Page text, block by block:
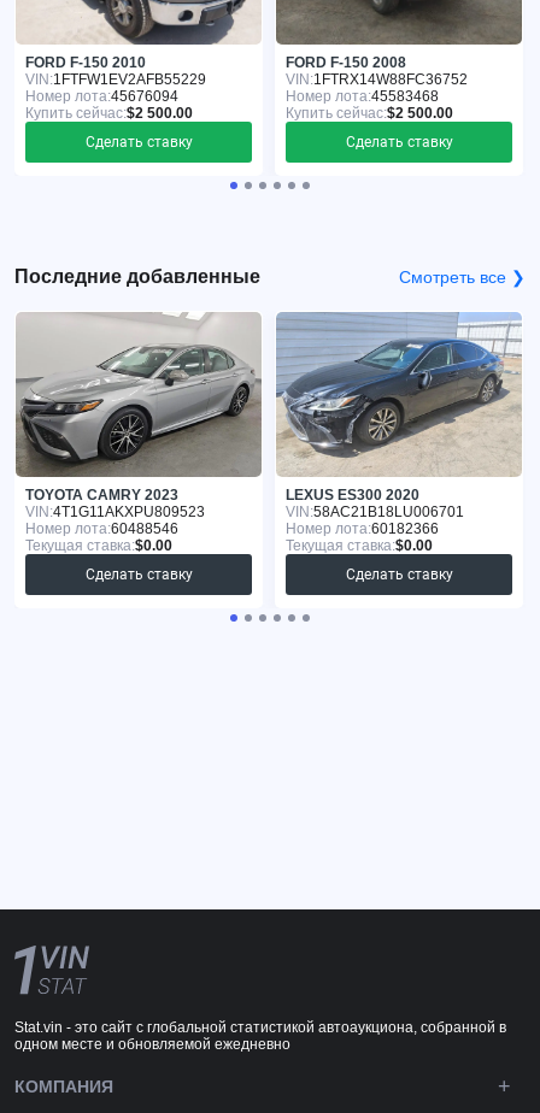
FORD F-150 2010
VIN:1FTFW1EV2AFB55229
Номер лота:45676094
Купить сейчас:$2 500.00
Сделать ставку
FORD F-150 2008
VIN:1FTRX14W88FC36752
Номер лота:45583468
Купить сейчас:$2 500.00
Сделать ставку
Последние добавленные Смотреть все ❯
TOYOTA CAMRY 2023
VIN:4T1G11AKXPU809523
Номер лота:60488546
Текущая ставка:$0.00
Сделать ставку
LEXUS ES300 2020
VIN:58AC21B18LU006701
Номер лота:60182366
Текущая ставка:$0.00
Сделать ставку
Stat.vin - это сайт с глобальной статистикой автоаукциона, собранной в
одном месте и обновляемой ежедневно
КОМПАНИЯ